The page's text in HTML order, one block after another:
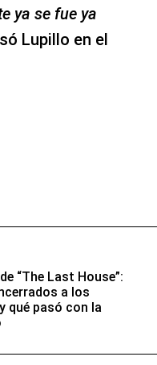
ya se fue ya
Lupillo en el
“The Last House”:
a los
qué pasó con la